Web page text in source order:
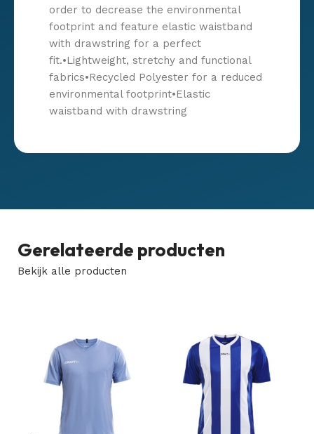
order to decrease the environmental
footprint and feature elastic waistband
with drawstring for a perfect
fit.•Lightweight, stretchy and functional
fabrics•Recycled Polyester for a reduced
environmental footprint•Elastic
waistband with drawstring
Gerelateerde producten
Bekijk alle producten